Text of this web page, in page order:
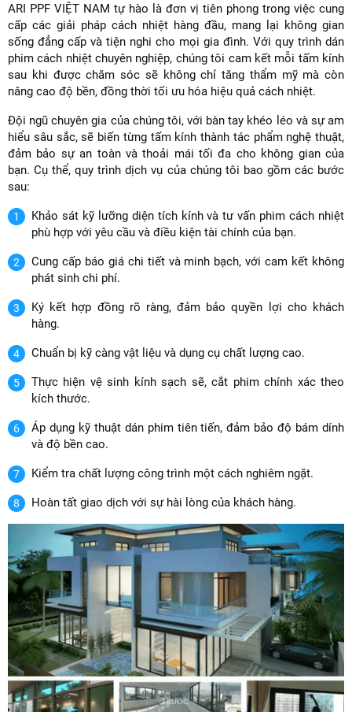
ARI PPF VIỆT NAM tự hào là đơn vị tiên phong trong việc cung
cấp các giải pháp cách nhiệt hàng đầu, mang lại không gian
sống đẳng cấp và tiện nghi cho mọi gia đình. Với quy trình dán
phim cách nhiệt chuyên nghiệp, chúng tôi cam kết mỗi tấm kính
sau khi được chăm sóc sẽ không chỉ tăng thẩm mỹ mà còn
nâng cao độ bền, đồng thời tối ưu hóa hiệu quả cách nhiệt.
Đội ngũ chuyên gia của chúng tôi, với bàn tay khéo léo và sự am
hiểu sâu sắc, sẽ biến từng tấm kính thành tác phẩm nghệ thuật,
đảm bảo sự an toàn và thoải mái tối đa cho không gian của
bạn. Cụ thể, quy trình dịch vụ của chúng tôi bao gồm các bước
sau:
Khảo sát kỹ lưỡng diện tích kính và tư vấn phim cách nhiệt
phù hợp với yêu cầu và điều kiện tài chính của bạn.
Cung cấp báo giá chi tiết và minh bạch, với cam kết không
phát sinh chi phí.
Ký kết hợp đồng rõ ràng, đảm bảo quyền lợi cho khách
hàng.
Chuẩn bị kỹ càng vật liệu và dụng cụ chất lượng cao.
Thực hiện vệ sinh kính sạch sẽ, cắt phim chính xác theo
kích thước.
Áp dụng kỹ thuật dán phim tiên tiến, đảm bảo độ bám dính
và độ bền cao.
Kiểm tra chất lượng công trình một cách nghiêm ngặt.
Hoàn tất giao dịch với sự hài lòng của khách hàng.